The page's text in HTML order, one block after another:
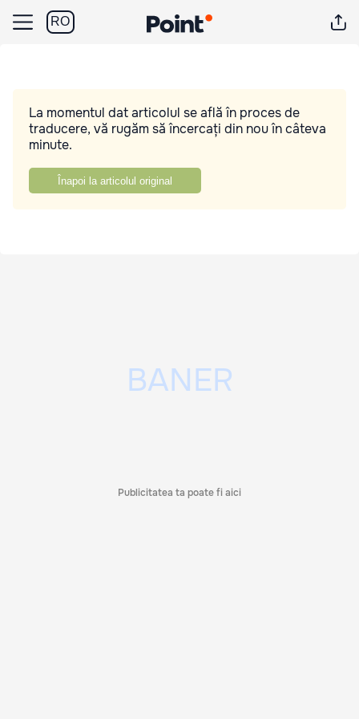
RO
La momentul dat articolul se află în proces de
traducere, vă rugăm să încercați din nou în câteva
minute.
Înapoi la articolul original
Publicitatea ta poate fi aici